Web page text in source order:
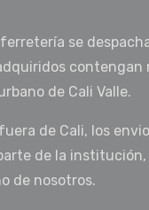
se
contengan
de Cali Valle.
de Cali, los
de la
de nosotros.